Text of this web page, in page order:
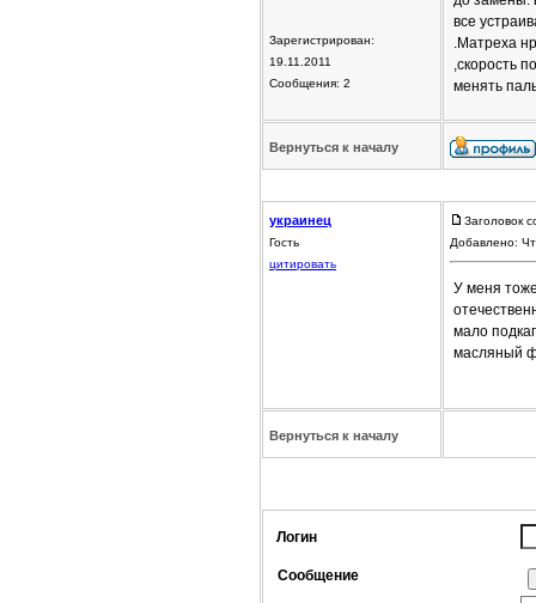
Зарегистрирован:
19.11.2011
Сообщения: 2
все
.Матреха
,скорость
менять
Вернуться к началу
украинец
Гость
цитировать
Заголовок
Добавлено:
У меня
мало
масляный
Вернуться к началу
Логин
Сообщение